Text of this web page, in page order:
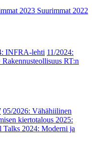
2023 Suurimmat 2022
INFRA-lehti 11/2024:
RT:n
05/2026: Vähähiilinen
kiertotalous 2025:
Talks 2024: Moderni ja